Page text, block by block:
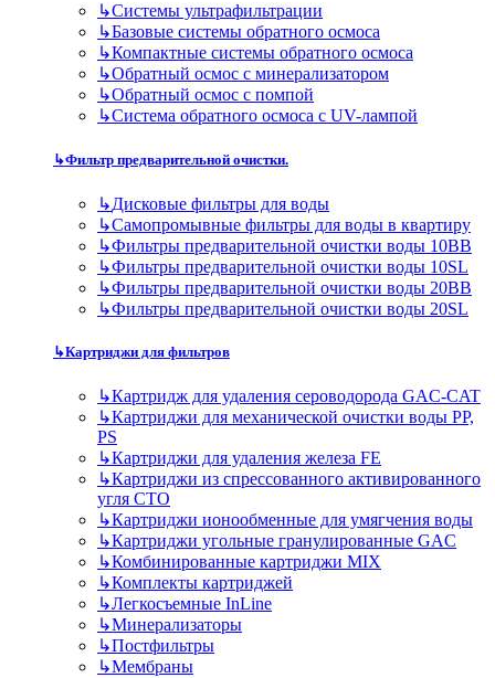
↳Cистемы ультрафильтрации
↳Базовые системы обратного осмоса
↳Компактные системы обратного осмоса
↳Обратный осмос с минерализатором
↳Обратный осмос с помпой
↳Система обратного осмоса с UV-лампой
↳Фильтр предварительной очистки.
↳Дисковые фильтры для воды
↳Самопромывные фильтры для воды в квартиру
↳Фильтры предварительной очистки воды 10BB
↳Фильтры предварительной очистки воды 10SL
↳Фильтры предварительной очистки воды 20BB
↳Фильтры предварительной очистки воды 20SL
↳Картриджи для фильтров
↳Картридж для удаления сероводорода GAC-CAT
↳Картриджи для механической очистки воды PP,
PS
↳Картриджи для удаления железа FE
↳Картриджи из спрессованного активированного
угля CTO
↳Картриджи ионообменные для умягчения воды
↳Картриджи угольные гранулированные GAC
↳Комбинированные картриджи MIX
↳Комплекты картриджей
↳Легкосъемные InLine
↳Минерализаторы
↳Постфильтры
↳Мембраны